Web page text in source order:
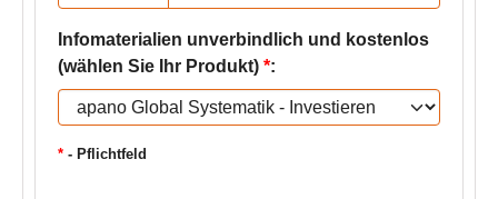
Infomaterialien unverbindlich und kostenlos
(wählen Sie Ihr Produkt) *:
* - Pflichtfeld